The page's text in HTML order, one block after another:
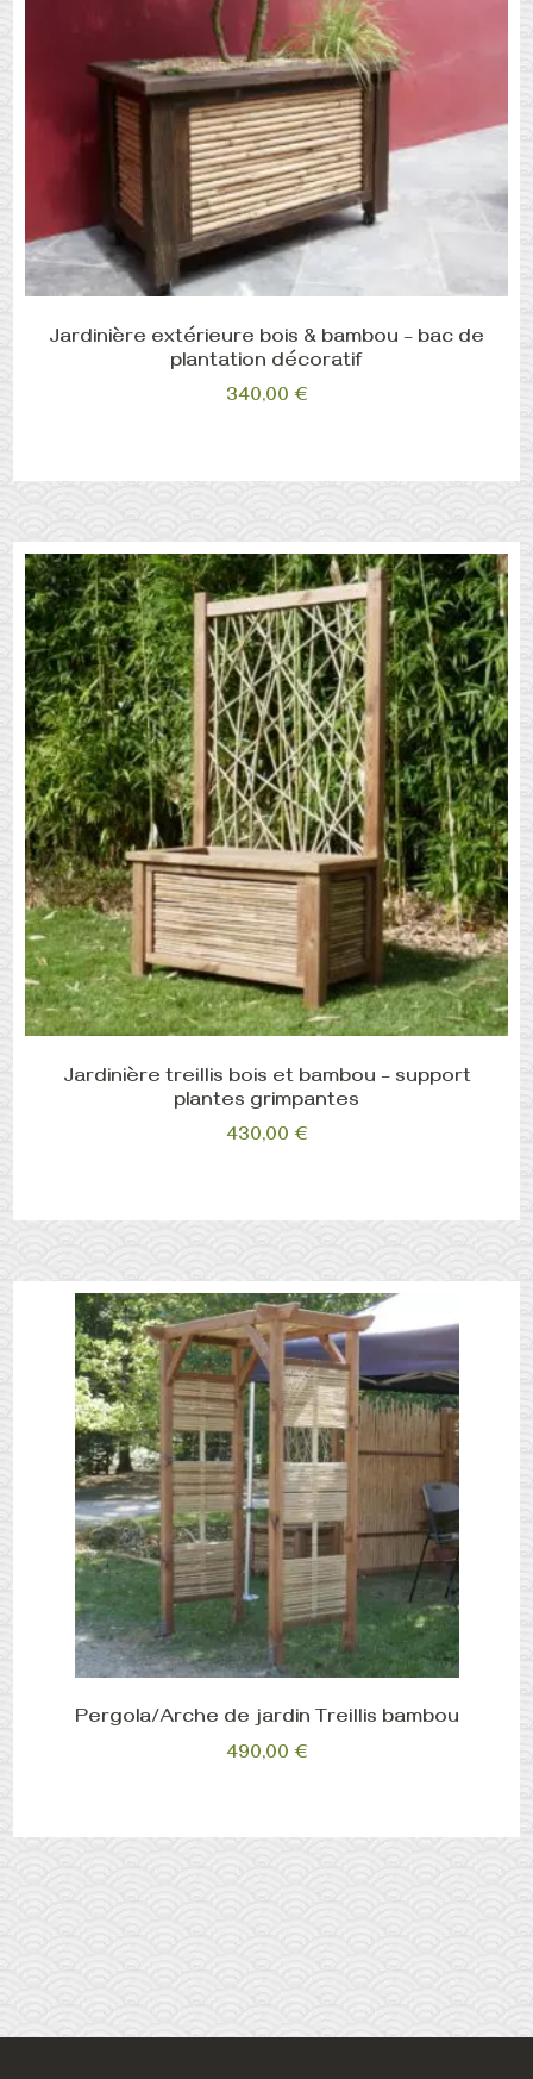
Jardinière extérieure bois & bambou – bac de
plantation décoratif
340,00 €
Jardinière treillis bois et bambou – support
plantes grimpantes
430,00 €
Pergola/Arche de jardin Treillis bambou
490,00 €